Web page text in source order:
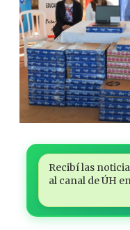
Recibí las
al canal de ÚH